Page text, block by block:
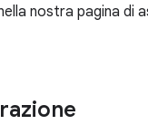
nostra pagina di